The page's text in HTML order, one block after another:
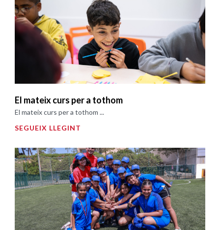
El mateix curs per a tothom
El mateix curs per a tothom ...
SEGUEIX LLEGINT